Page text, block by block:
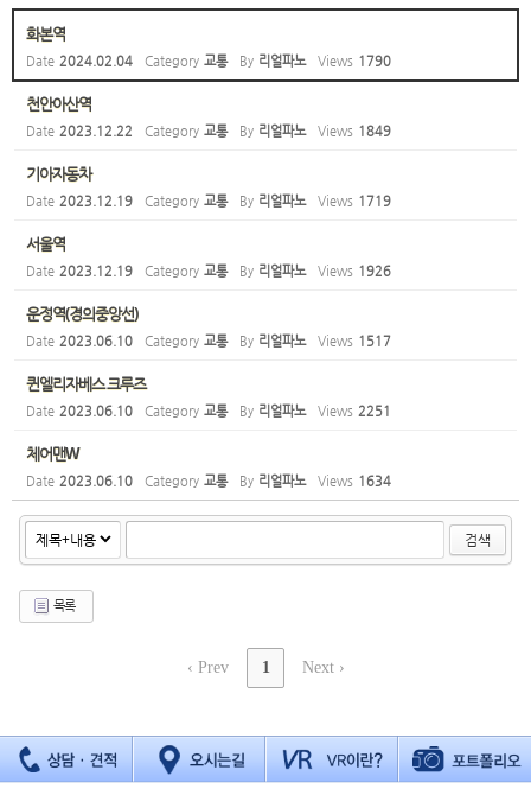
화본역
Date 2024.02.04 Category 교통 By 리얼파노 Views 1790
천안아산역
Date 2023.12.22 Category 교통 By 리얼파노 Views 1849
기아자동차
Date 2023.12.19 Category 교통 By 리얼파노 Views 1719
서울역
Date 2023.12.19 Category 교통 By 리얼파노 Views 1926
운정역(경의중앙선)
Date 2023.06.10 Category 교통 By 리얼파노 Views 1517
퀸엘리자베스 크루즈
Date 2023.06.10 Category 교통 By 리얼파노 Views 2251
체어맨W
Date 2023.06.10 Category 교통 By 리얼파노 Views 1634
검색
목록
‹ Prev 1 Next ›